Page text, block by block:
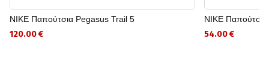
NIKE Παπούτσια Pegasus Trail 5
120.00 €
NIKE
54.00 €